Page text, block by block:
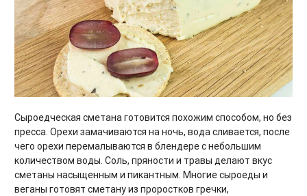
Сыроедческая сметана готовится похожим способом, но без
пресса. Орехи замачиваются на ночь, вода сливается, после
чего орехи перемалываются в блендере с небольшим
количеством воды. Соль, пряности и травы делают вкус
сметаны насыщенным и пикантным. Многие сыроеды и
веганы готовят сметану из проростков гречки,